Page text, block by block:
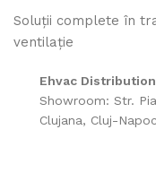
Soluții complete în
ventilație
Ehvac Distribution
Showroom: Str.
Clujana, Cluj-